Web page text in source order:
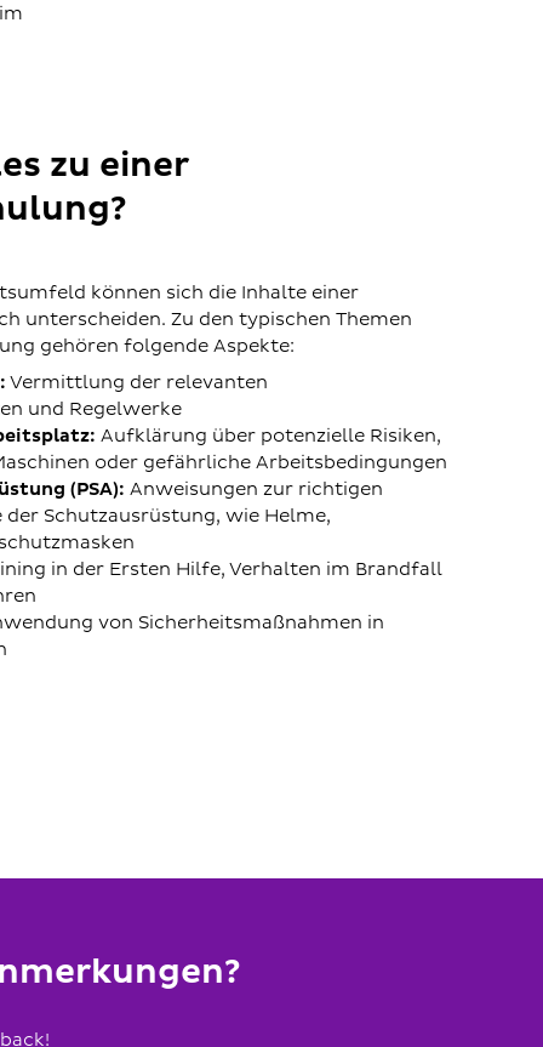
zu einer
können sich die Inhalte einer
unterscheiden. Zu den typischen Themen
gehören folgende Aspekte:
Vermittlung der relevanten
und Regelwerke
Aufklärung über potenzielle Risiken,
oder gefährliche Arbeitsbedingungen
(PSA): Anweisungen zur richtigen
Schutzausrüstung, wie Helme,
in der Ersten Hilfe, Verhalten im Brandfall
von Sicherheitsmaßnahmen in